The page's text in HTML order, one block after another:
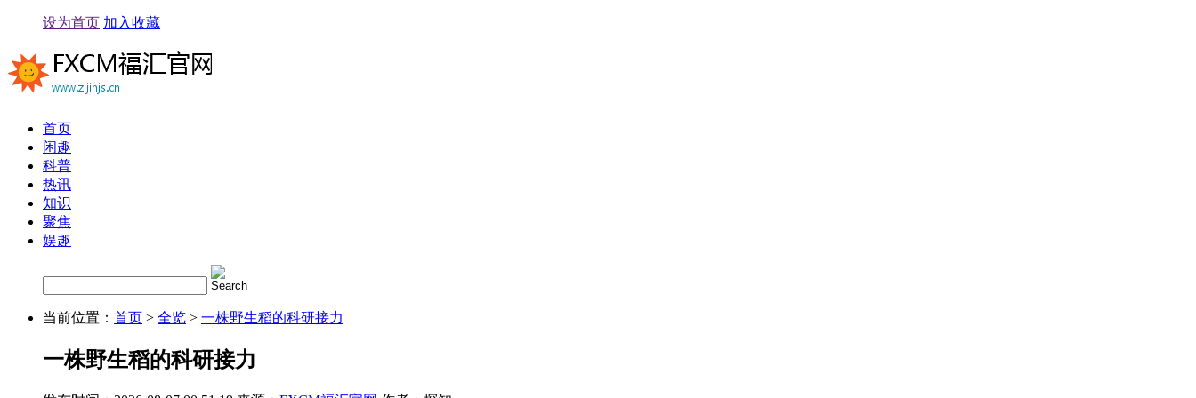
设为首页 加入收藏
首页
闲趣
科普
热讯
知识
聚焦
娱趣
当前位置： 首页 > 全览 > 一株野生稻的科研接力
一株野生稻的科研接力